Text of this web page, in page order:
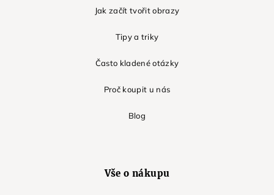
Jak začít tvořit obrazy
Tipy a triky
Často kladené otázky
Proč koupit u nás
Blog
Vše o nákupu